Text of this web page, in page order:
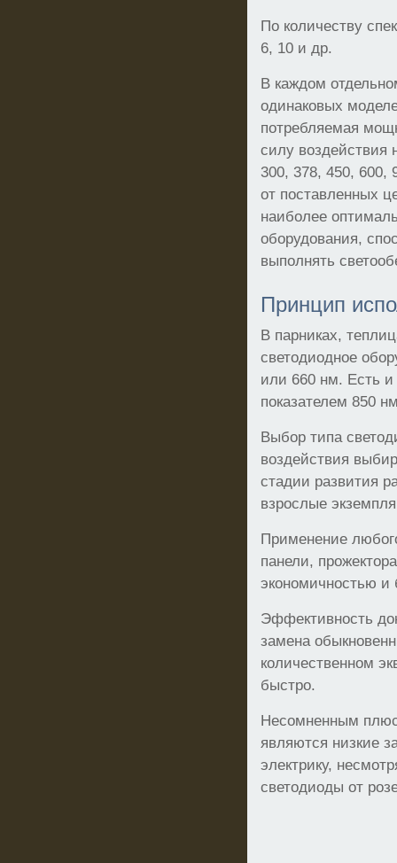
По количеству
6, 10 и др.
В каждом
одинаковых
потребляемая
силу воздействия
300, 378, 450, 600,
от поставленных
наиболее
оборудования,
выполнять
Принцип
В парниках,
светодиодное
или 660 нм. Есть
показателем 850
Выбор типа
воздействия
стадии развития
взрослые
Применение
панели,
экономичностью и
Эффективность
замена
количественном
быстро.
Несомненным
являются низкие
электрику,
светодиоды от